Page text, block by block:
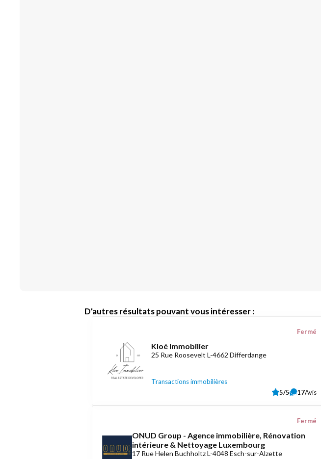
D'autres résultats pouvant vous intéresser :
Kloé Immobilier
25 Rue Roosevelt L-4662 Differdange
Transactions immobilières
Fermé
5/5 17Avis
ONUD Group - Agence immobilière, Rénovation
intérieure & Nettoyage Luxembourg
17 Rue Helen Buchholtz L-4048 Esch-sur-Alzette
Fermé